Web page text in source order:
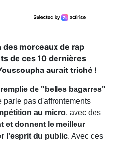
des morceaux de rap
de ces 10 dernières
aurait triché !
de "belles bagarres"
parle pas d'affrontements
au micro, avec des
et donnent le meilleur
l'esprit du public. Avec des